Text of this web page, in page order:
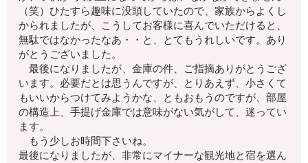
（笑）ひたすら趣味に没頭していたので、家族からよくし
かられましたが、こうしてお客様に喜んでいただけると、
無駄ではなかったなあ・・と、とてもうれしいです。あり
がとうございました。
最後になりましたが、金庫の件、ご指摘ありがとうござ
います。必要だとは思うんですが、とりあえず、小さくて
もいいからつけてみようかな、ともおもうのですが、部屋
の構造上、手提げ金庫では意味がない気がして、迷ってい
ます。
もう少しお時間下さいね。
最後になりましたが、非常にマイナーな観光地と宿を選ん